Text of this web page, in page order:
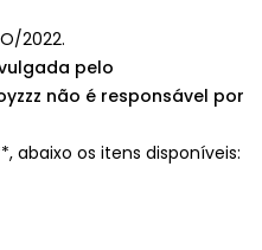
2022.
pelo
não é responsável por
abaixo os itens disponíveis: